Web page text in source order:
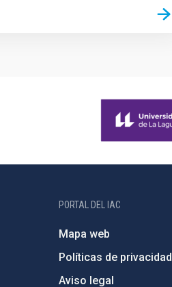
PORTAL DEL IAC
Mapa web
Políticas de privacidad
Aviso legal